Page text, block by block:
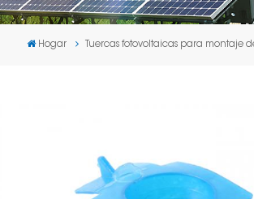
Hogar Tuercas fotovoltaicas para montaje